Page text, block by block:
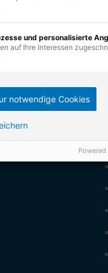
und personalisierte
auf Ihre Interessen
notwendige Cookies
Powered